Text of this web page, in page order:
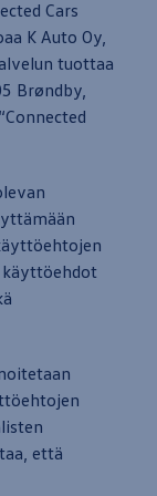
yhdistäminen
ja
ja
Cars
K Auto Oy,
tuottaa
Brøndby,
käyttöehdot
että